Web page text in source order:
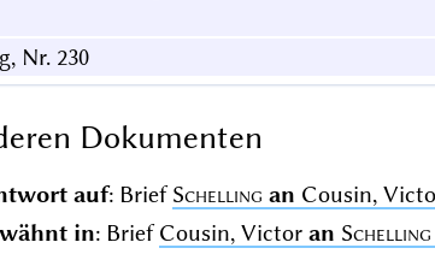
Nr. 230
Dokumenten
auf: BriefSchelling an Cousin,
in: BriefCousin, Victor an Schelling